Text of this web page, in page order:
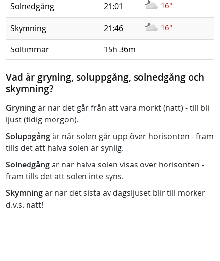
Solnedgång
21:01 16°
Skymning 21:46 16°
Soltimmar 15h 36m
Vad är gryning, soluppgång, solnedgång och
skymning?
Gryningär när det går från att vara mörkt (natt) - till bli
ljust (tidig morgon).
Soluppgångär när solen går upp över horisonten - fram
tills det att halva solen är synlig.
Solnedgångär när halva solen visas över horisonten -
fram tills det att solen inte syns.
Skymningär när det sista av dagsljuset blir till mörker
d.v.s. natt!